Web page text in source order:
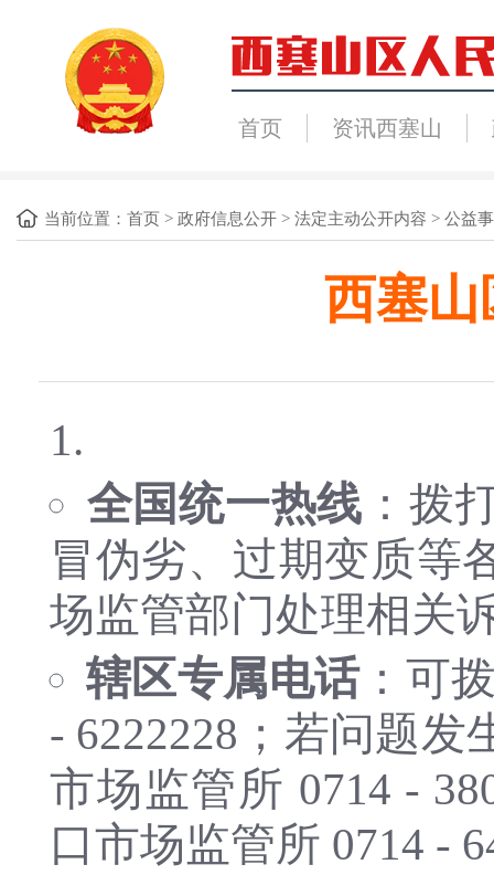
首页 资讯西塞山
当前位置： 首页 > 政府信息公开 > 法定主动公开内容 > 公益
西塞山
全国统一热线 ：拨
冒伪劣、过期变质等
场监管部门处理相关
辖区专属电话：可
- 6222228；若问题
市场监管所 0714 -
口市场监管所 0714 -